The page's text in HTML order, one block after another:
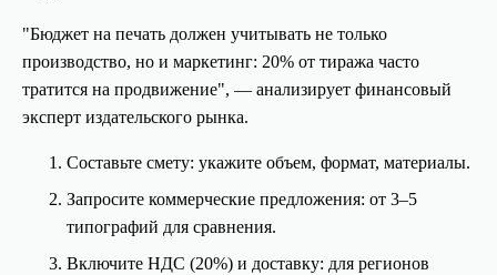
"Бюджет на печать должен учитывать не только
производство, но и маркетинг: 20% от тиража часто
тратится на продвижение", — анализирует финансовый
эксперт издательского рынка.
Составьте смету: укажите объем, формат, материалы.
Запросите коммерческие предложения: от 3–5
типографий для сравнения.
Включите НДС (20%) и доставку: для регионов